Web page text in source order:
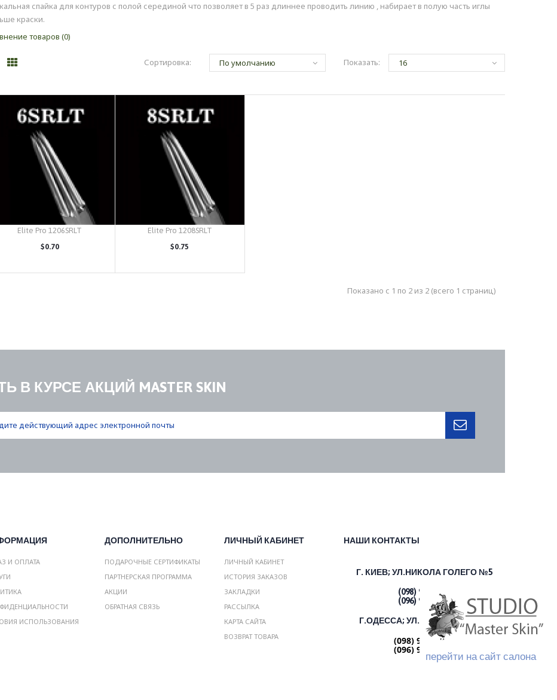
спайка для контуров с полой серединой что позволяет в 5 раз длиннее проводить линию , набирает в полую часть иглы
краски.
товаров (0)
Сортировка: Показать:
Elite Pro 1206SRLT
$0.70
Elite Pro 1208SRLT
$0.75
Показано с 1 по 2 из 2 (всего 1 страниц)
В КУРСЕ АКЦИЙ MASTER SKIN
И ОПЛАТА
ИСПОЛЬЗОВАНИЯ
ДОПОЛНИТЕЛЬНО
ПОДАРОЧНЫЕ СЕРТИФИКАТЫ
ПАРТНЕРСКАЯ ПРОГРАММА
АКЦИИ
ОБРАТНАЯ СВЯЗЬ
ЛИЧНЫЙ КАБИНЕТ
ЛИЧНЫЙ КАБИНЕТ
ИСТОРИЯ ЗАКАЗОВ
ЗАКЛАДКИ
РАССЫЛКА
КАРТА САЙТА
ВОЗВРАТ ТОВАРА
НАШИ КОНТАКТЫ
Г. КИЕВ; УЛ.НИКОЛА ГОЛЕГО №5
(098) 967 35 88
(096) 950 25 24
Г.ОДЕССА; УЛ.ЖУКОВСКОГО 13
(098) 967 35 88
(096) 950 25 24
перейти на сайт салона